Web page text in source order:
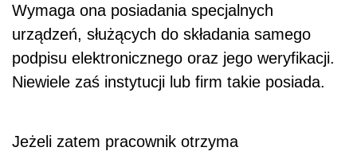
Wymaga ona posiadania specjalnych
urządzeń, służących do składania samego
podpisu elektronicznego oraz jego weryfikacji.
Niewiele zaś instytucji lub firm takie posiada.
Jeżeli zatem pracownik otrzyma